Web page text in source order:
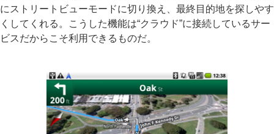
にストリートビューモードに切り換え、最終目的地を探しやす
くしてくれる。こうした機能は“クラウド”に接続しているサー
ビスだからこそ利用できるものだ。